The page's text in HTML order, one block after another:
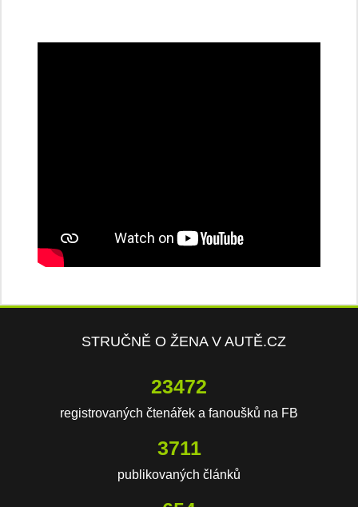
STRUČNĚ O ŽENA V AUTĚ.CZ
23472
registrovaných čtenářek a fanoušků na FB
3711
publikovaných článků